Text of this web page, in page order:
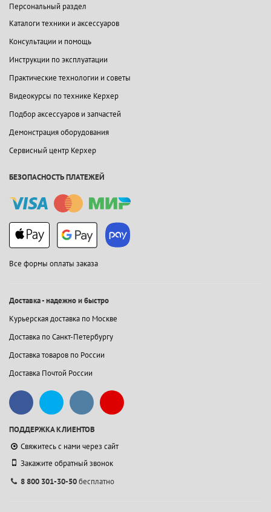
Персональный раздел
Каталоги техники и аксессуаров
Консультации и помощь
Инструкции по эксплуатации
Практические технологии и советы
Видеокурсы по технике Керхер
Подбор аксессуаров и запчастей
Демонстрация оборудования
Сервисный центр Керхер
БЕЗОПАСНОСТЬ ПЛАТЕЖЕЙ
Все формы оплаты заказа
Доставка - надежно и быстро
Курьерская доставка по Москве
Доставка по Санкт-Петербургу
Доставка товаров по России
Доставка Почтой России
ПОДДЕРЖКА КЛИЕНТОВ
Свяжитесь с нами через сайт
Закажите обратный звонок
8 800 301-30-50бесплатно